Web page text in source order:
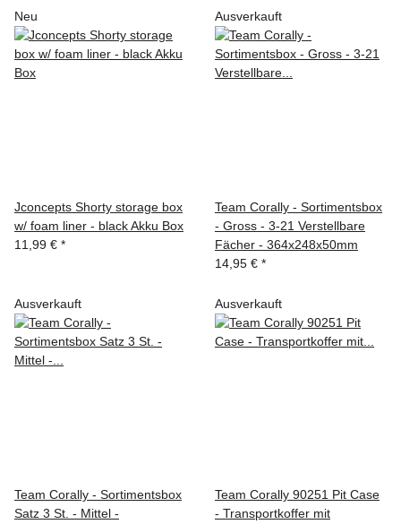
Neu
Jconcepts Shorty storage box
w/ foam liner - black Akku Box
11,99 € *
Ausverkauft
Team Corally - Sortimentsbox
- Gross - 3-21 Verstellbare
Fächer - 364x248x50mm
14,95 € *
Ausverkauft
Team Corally - Sortimentsbox
Satz 3 St. - Mittel -
Ausverkauft
Team Corally 90251 Pit Case
- Transportkoffer mit